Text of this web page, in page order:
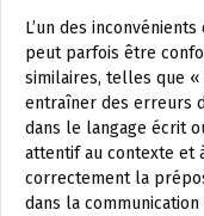
L’un des
peut parfois être
similaires, telles que «
entraîner des erreurs
dans le langage écrit
attentif au contexte et
correctement la
dans la communication